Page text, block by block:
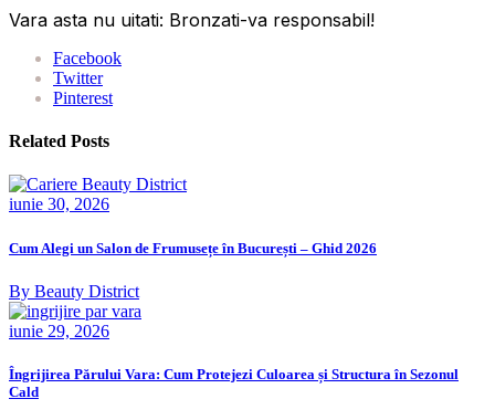
Vara asta nu uitati: Bronzati-va responsabil!
Facebook
Twitter
Pinterest
Related Posts
iunie 30, 2026
Cum Alegi un Salon de Frumusețe în București – Ghid 2026
By Beauty District
iunie 29, 2026
Îngrijirea Părului Vara: Cum Protejezi Culoarea și Structura în Sezonul
Cald